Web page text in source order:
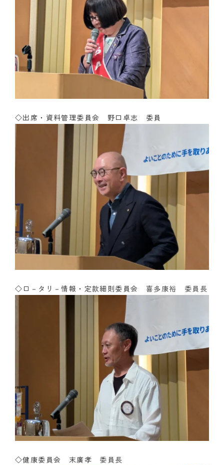
◇出席・資料管理委員会 野口卓志 委員
◇ロ－タリ－情報・定款細則委員会 喜多康裕 委員長
◇健康委員会 末廣孝 委員長